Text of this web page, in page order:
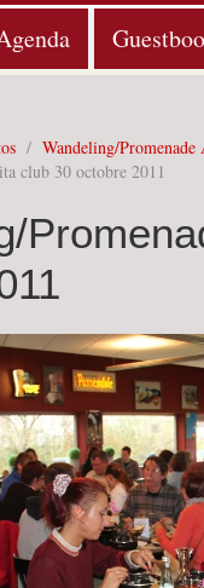
/ Wandeling/
club 30 octobre 2011